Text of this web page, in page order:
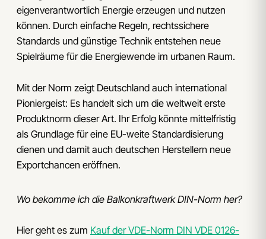
eigenverantwortlich Energie erzeugen und nutzen
können. Durch einfache Regeln, rechtssichere
Standards und günstige Technik entstehen neue
Spielräume für die Energiewende im urbanen Raum.
Mit der Norm zeigt Deutschland auch international
Pioniergeist: Es handelt sich um die weltweit erste
Produktnorm dieser Art. Ihr Erfolg könnte mittelfristig
als Grundlage für eine EU-weite Standardisierung
dienen und damit auch deutschen Herstellern neue
Exportchancen eröffnen.
Wo bekomme ich die Balkonkraftwerk DIN-Norm her?
Hier geht es zum Kauf der VDE-Norm DIN VDE 0126-